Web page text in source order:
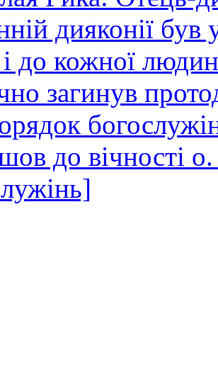
дияконії
до кожної
загинув
до вічності